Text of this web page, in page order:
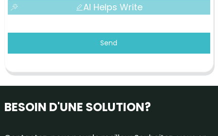
AI Helps Write
Send
BESOIN D'UNE SOLUTION?